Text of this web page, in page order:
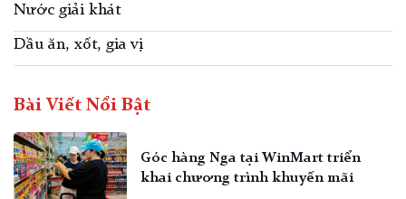
Nước giải khát
Dầu ăn, xốt, gia vị
Bài Viết Nổi Bật
Góc hàng Nga tại WinMart triển
khai chương trình khuyến mãi